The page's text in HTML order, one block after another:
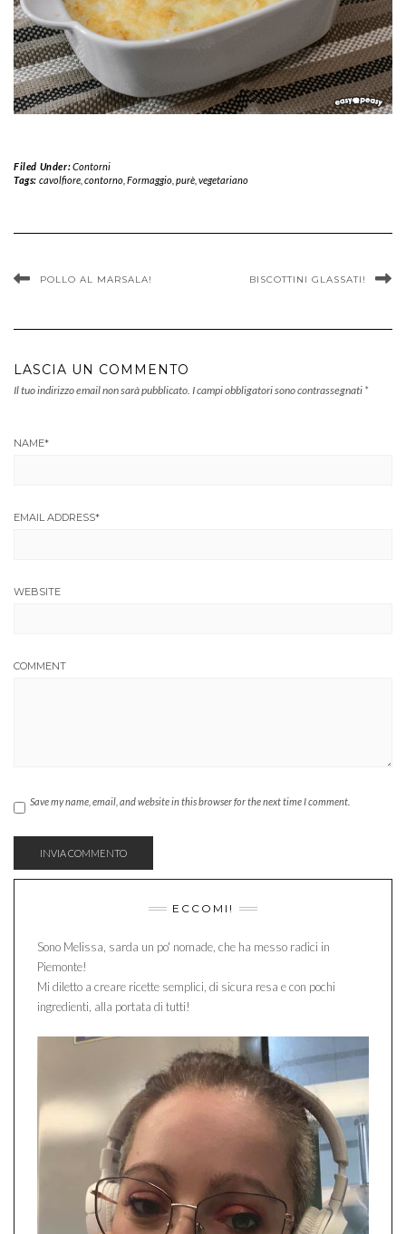
Filed Under:Contorni
Tags: cavolfiore, contorno, Formaggio, purè, vegetariano
POLLO AL MARSALA! BISCOTTINI GLASSATI!
LASCIA UN COMMENTO
Il tuo indirizzo email non sarà pubblicato. I campi obbligatori sono contrassegnati *
NAME*
EMAIL ADDRESS*
WEBSITE
COMMENT
Save my name, email, and website in this browser for the next time I comment.
ECCOMI!
Sono Melissa, sarda un po' nomade, che ha messo radici in
Piemonte!
Mi diletto a creare ricette semplici, di sicura resa e con pochi
ingredienti, alla portata di tutti!